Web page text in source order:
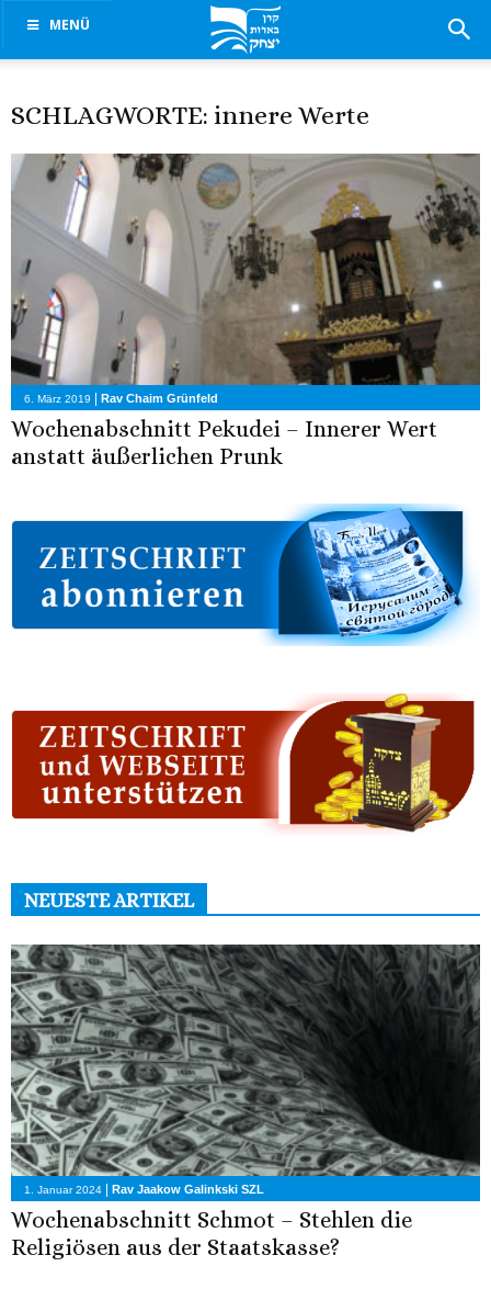
MENÜ
SCHLAGWORTE: innere Werte
6. März 2019 Rav Chaim Grünfeld
Wochenabschnitt Pekudei – Innerer Wert
anstatt äußerlichen Prunk
NEUESTE ARTIKEL
1. Januar 2024 Rav Jaakow Galinkski SZL
Wochenabschnitt Schmot – Stehlen die
Religiösen aus der Staatskasse?